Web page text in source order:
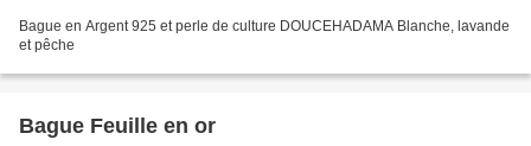
Bague en Argent 925 et perle de culture DOUCEHADAMA Blanche, lavande
et pêche
Bague Feuille en or